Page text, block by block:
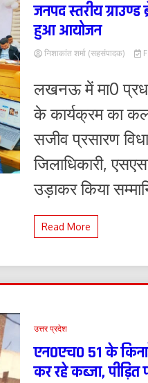
जनपद स्तरीय
हुआ आयोजन
निशाकांत शर्मा (सहसंपादक)
लखनऊ में मा0
के कार्यक्रम का
सजीव प्रसारण
जिलाधिकारी,
उड़ाकर किया
Read More
उत्तर प्रदेश
एन0एच0 51 के
कर रहे कब्जा, पीड़ित